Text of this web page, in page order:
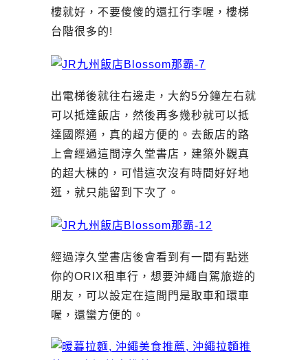
樓就好，不要傻傻的還扛行李喔，樓梯
台階很多的!
出電梯後就往右邊走，大約5分鐘左右就
可以抵達飯店，然後再多幾秒就可以抵
達國際通，真的超方便的。去飯店的路
上會經過這間淳久堂書店，建築外觀真
的超大棟的，可惜這次沒有時間好好地
逛，就只能留到下次了。
經過淳久堂書店後會看到有一間有點迷
你的ORIX租車行，想要沖繩自駕旅遊的
朋友，可以設定在這間門是取車和環車
喔，還蠻方便的。